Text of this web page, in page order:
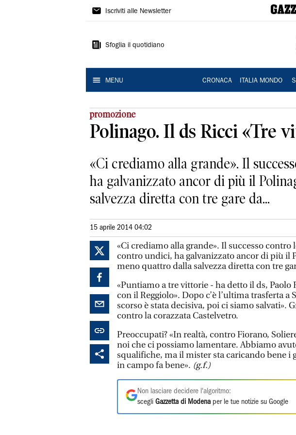
Gazzetta
Modena
Iscriviti alle Newsletter
Sfoglia il quotidiano
MENU CRONACA ITALIA MONDO
promozione
Polinago. Il ds Ricci «Tre
«Ci crediamo alla grande». Il
ha galvanizzato ancor di più il
salvezza diretta con tre gare da...
15 aprile 2014 04:02
«Ci crediamo alla grande». Il successo contro
contro undici, ha galvanizzato ancor di più il
meno quattro dalla salvezza diretta con tre
«Puntiamo a tre vittorie - ha detto il ds, Paolo
con il Reggiolo». Dopo c’è l’ultima trasferta a
scorso è stata decisiva, poi ci siamo salvati».
contro la corazzata Castelvetro.
Preoccupati? «In realtà, contro Fiorano,
noi che ci possiamo lamentare. Abbiamo
squalifiche, ma il mister sta caricando bene i
in campo fa bene». (g.f.)
Non lasciare decidere l'algoritmo:
scegli Gazzetta di Modena per le tue notizie su Google